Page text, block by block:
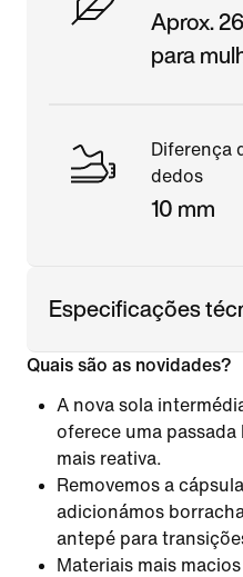
Aprox.
para
Diferença
dedos
10 mm
Especificações
Quais são as novidades?
A nova sola
oferece uma passada
mais reativa.
Removemos a
adicionámos
antepé para
Materiais mais